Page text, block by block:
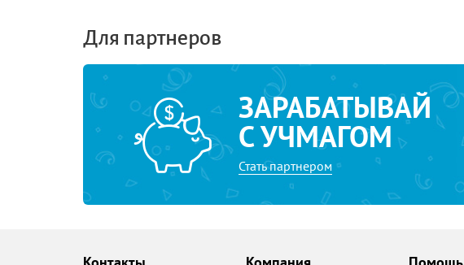
Для партнеров
ЗАРАБАТЫВАЙ
С УЧМАГОМ
Стать партнером